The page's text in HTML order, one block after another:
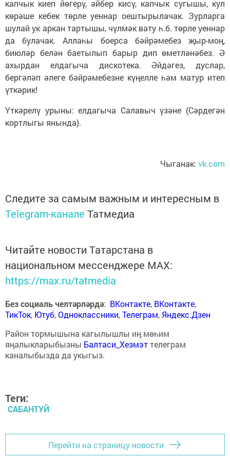
капчык киеп йөгерү, әйбер кисү, капчык сугышы, кул
көрәше кебек төрле уеннар оештырылачак. Зурларга
шулай ук аркан тартышы, чүлмәк вату һ.б. төрле уеннар
да булачак. Аллаһы боерса бәйрәмебез җыр-моң,
биюләр белән баетылып барыр дип өметләнәбез. Ә
ахырдан елдагыча дискотека. Әйдәгез, дуслар,
бергәләп әлеге бәйрәмебезне күңелле һәм матур итеп
үткәрик!
Үткәрелү урыны: елдагыча Салавыч үзәне (Сәрдегән
кортлыгы янында).
Чыганак: vk.com
Следите за самым важным и интересным в
Telegram-канале Татмедиа
Читайте новости Татарстана в
национальном мессенджере MАХ:
https://max.ru/tatmedia
Без социаль челтәрләрдә: ВКонтакте, ВКонтакте,
ТикТок, Ютуб,Одноклассники,Телеграм, Яндекс.Дзен
Район тормышына кагылышлы иң мөһим
яңалыкларыбызны Балтаси_Хезмэттелеграм
каналыбызда да укыгыз.
Теги:
САБАНТУЙ
Перейти на страницу новости